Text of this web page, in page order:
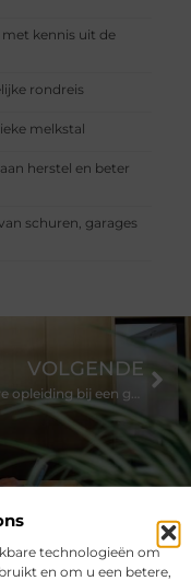
technologieën om
en om u een betere,
kennis uit de
rondreis
melkstal
herstel en beter
schuren, garages
VOLGENDE
Pedicure opleiding bij een goede opleider volgen?